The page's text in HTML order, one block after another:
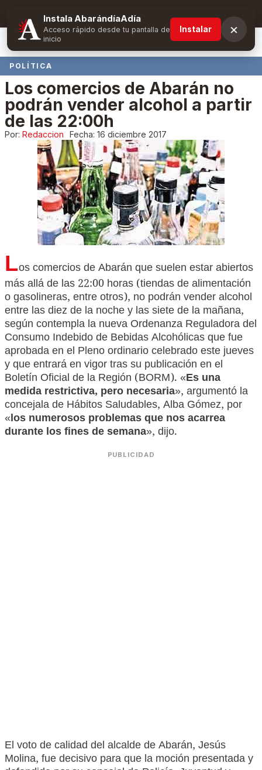
Suscríbete y obtén ventajas exclusivas
POLÍTICA
Los comercios de Abarán no
podrán vender alcohol a partir
de las 22:00h
Por: Redaccion Fecha: 16 diciembre 2017
Los comercios de Abarán que suelen estar abiertos
más allá de las 22:00 horas (tiendas de alimentación
o gasolineras, entre otros), no podrán vender alcohol
entre las diez de la noche y las siete de la mañana,
según contempla la nueva Ordenanza Reguladora del
Consumo Indebido de Bebidas Alcohólicas que fue
aprobada en el Pleno ordinario celebrado este jueves
y que entrará en vigor tras su publicación en el
Boletín Oficial de la Región (BORM). «Es una
medida restrictiva, pero necesaria», argumentó la
concejala de Hábitos Saludables, Alba Gómez, por
«los numerosos problemas que nos acarrea
durante los fines de semana», dijo.
PUBLICIDAD
El voto de calidad del alcalde de Abarán, Jesús
Molina, fue decisivo para que la moción presentada y
Instala AbarándíaAdía
Acceso rápido desde tu pantalla de
inicio
Instalar ×